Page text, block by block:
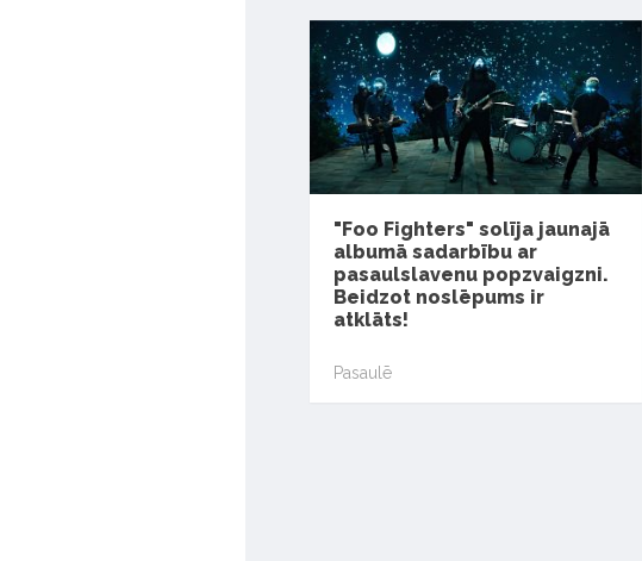
"Foo Fighters" solīja jaunajā
albumā sadarbību ar
pasaulslavenu popzvaigzni.
Beidzot noslēpums ir
atklāts!
Pasaulē